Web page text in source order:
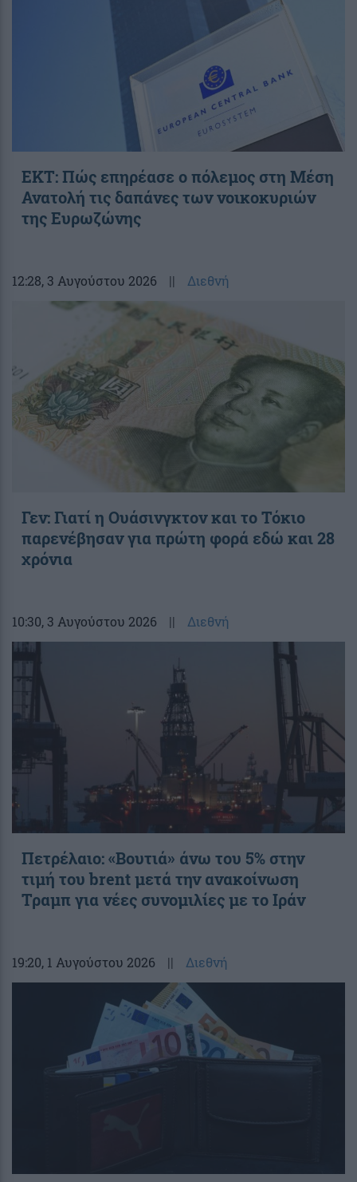
ΕΚΤ: Πώς επηρέασε ο πόλεμος στη Μέση
Ανατολή τις δαπάνες των νοικοκυριών
της Ευρωζώνης
12:28, 3 Αυγούστου 2026 || Διεθνή
Γεν: Γιατί η Ουάσινγκτον και το Τόκιο
παρενέβησαν για πρώτη φορά εδώ και 28
χρόνια
10:30, 3 Αυγούστου 2026 || Διεθνή
Πετρέλαιο: «Βουτιά» άνω του 5% στην
τιμή του brent μετά την ανακοίνωση
Τραμπ για νέες συνομιλίες με το Ιράν
19:20, 1 Αυγούστου 2026 || Διεθνή